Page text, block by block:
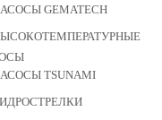
GEMATECH
TSUNAMI